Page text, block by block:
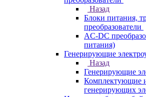
Назад
Блоки питания,
преобразователи
AC-DC
питания)
Генерирующие
Назад
Генерирующие
Комплектующие
генерирующих